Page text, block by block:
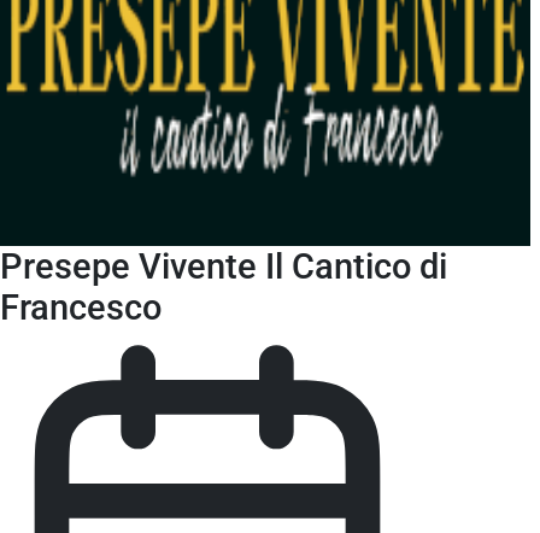
Presepe Vivente Il Cantico di
Francesco